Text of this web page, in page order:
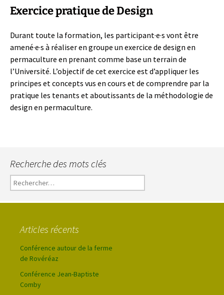
Exercice pratique de Design
Durant toute la formation, les participant·e·s vont être
amené·e·s à réaliser en groupe un exercice de design en
permaculture en prenant comme base un terrain de
l’Université. L’objectif de cet exercice est d’appliquer les
principes et concepts vus en cours et de comprendre par la
pratique les tenants et aboutissants de la méthodologie de
design en permaculture.
Recherche des mots clés
Rechercher :
Articles récents
Conférence autour de la ferme
de Rovéréaz
Conférence Jean-Baptiste
Comby